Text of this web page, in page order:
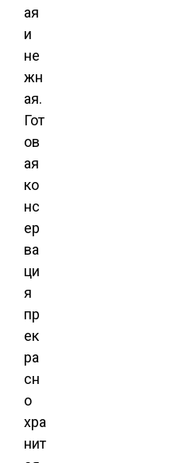
ая
и
не
жн
ая.
Гот
ов
ая
ко
нс
ер
ва
ци
я
пр
ек
ра
сн
о
хра
нит